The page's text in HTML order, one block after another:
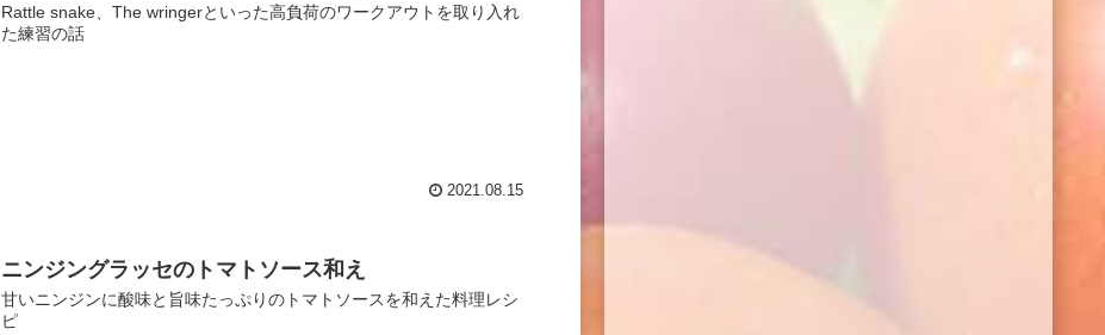
Rattle snake、The wringerといった高負荷のワークアウトを取り入れ
た練習の話
2021.08.15
ニンジングラッセのトマトソース和え
甘いニンジンに酸味と旨味たっぷりのトマトソースを和えた料理レシ
ピ